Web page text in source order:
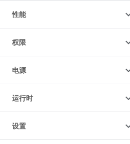
性能
权限
电源
运行时
设置